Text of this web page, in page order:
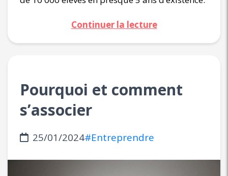
Continuer la lecture
Pourquoi et comment
s’associer
25/01/2024#Entreprendre